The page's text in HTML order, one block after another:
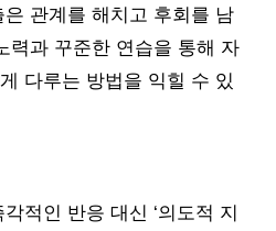
관계를 해치고 후회를 남
력과 꾸준한 연습을 통해 자
다루는 방법을 익힐 수 있
적인 반응 대신 ‘의도적 지